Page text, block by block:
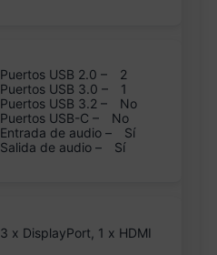
Puertos USB 2.0 –
2
Puertos USB 3.0 –
1
Puertos USB 3.2 –
No
Puertos USB-C –
No
Entrada de audio –
Sí
Salida de audio –
Sí
3 x DisplayPort, 1 x HDMI